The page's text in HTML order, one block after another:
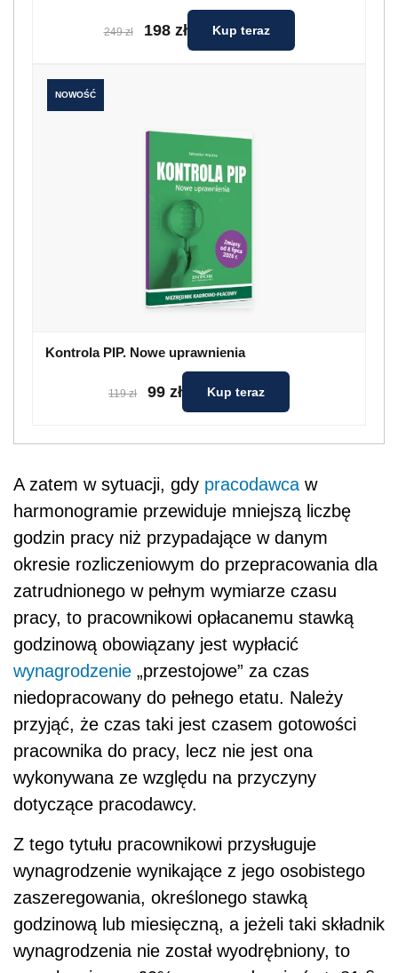
249 zł 198 zł Kup teraz
NOWOŚĆ
Kontrola PIP. Nowe uprawnienia
119 zł 99 zł Kup teraz
A zatem w sytuacji, gdy pracodawca w
harmonogramie przewiduje mniejszą liczbę
godzin pracy niż przypadające w danym
okresie rozliczeniowym do przepracowania dla
zatrudnionego w pełnym wymiarze czasu
pracy, to pracownikowi opłacanemu stawką
godzinową obowiązany jest wypłacić
wynagrodzenie „przestojowe” za czas
niedopracowany do pełnego etatu. Należy
przyjąć, że czas taki jest czasem gotowości
pracownika do pracy, lecz nie jest ona
wykonywana ze względu na przyczyny
dotyczące pracodawcy.
Z tego tytułu pracownikowi przysługuje
wynagrodzenie wynikające z jego osobistego
zaszeregowania, określonego stawką
godzinową lub miesięczną, a jeżeli taki składnik
wynagrodzenia nie został wyodrębniony, to